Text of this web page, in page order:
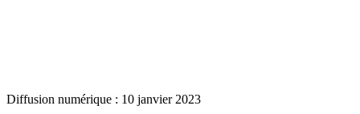
Diffusion numérique : 10 janvier 2023